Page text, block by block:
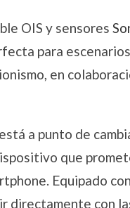
OIS y sensores
para
en
a punto de
que
Equipado
directamente con